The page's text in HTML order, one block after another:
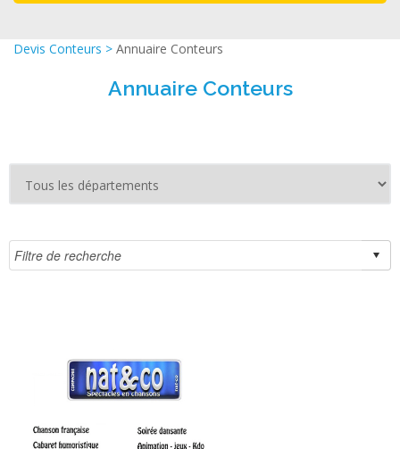
Devis Conteurs > Annuaire Conteurs
Annuaire Conteurs